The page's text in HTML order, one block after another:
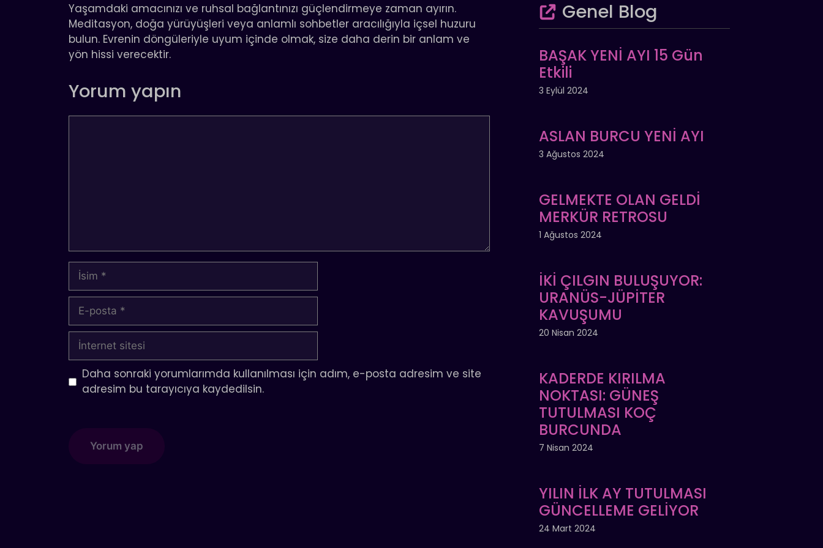
Yaşamdaki amacınızı ve ruhsal bağlantınızı güçlendirmeye zaman ayırın.
Meditasyon, doğa yürüyüşleri veya anlamlı sohbetler aracılığıyla içsel huzuru
bulun. Evrenin döngüleriyle uyum içinde olmak, size daha derin bir anlam ve
yön hissi verecektir.
Yorum yapın
İsim
posta
İnternet
sitesi
Daha sonraki yorumlarımda kullanılması için adım, e-posta adresim ve site
adresim bu tarayıcıya kaydedilsin.
Genel Blog
BAŞAK YENİ AYI 15 Gün
Etkili
3 Eylül 2024
ASLAN BURCU YENİ AYI
3 Ağustos 2024
GELMEKTE OLAN GELDİ
MERKÜR RETROSU
1 Ağustos 2024
İKİ ÇILGIN BULUŞUYOR:
URANÜS-JÜPİTER
KAVUŞUMU
20 Nisan 2024
KADERDE KIRILMA
NOKTASI: GÜNEŞ
TUTULMASI KOÇ
BURCUNDA
7 Nisan 2024
YILIN İLK AY TUTULMASI
GÜNCELLEME GELİYOR
24 Mart 2024